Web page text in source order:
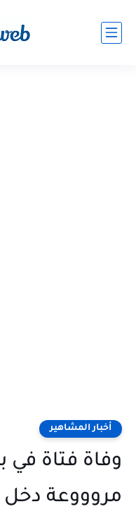
أخبار المشاهير
وفاة فتاة في
مروووعة دخل